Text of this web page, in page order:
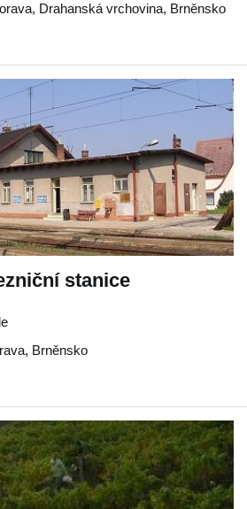
, Drahanská vrchovina, Brněnsko
stanice
, Brněnsko